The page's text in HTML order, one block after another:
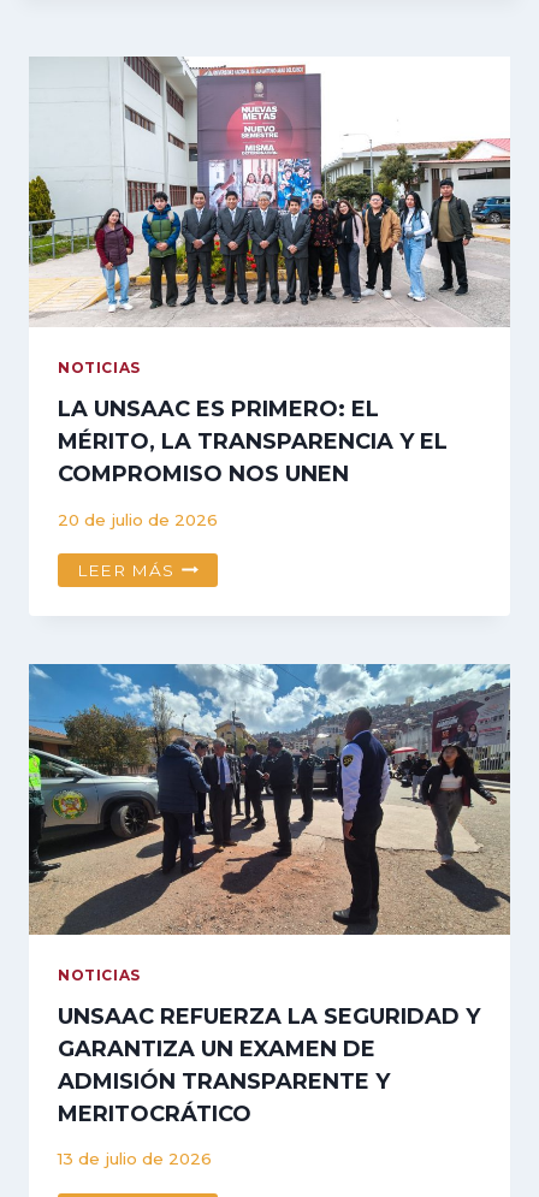
NOTICIAS
LA UNSAAC ES PRIMERO: EL
MÉRITO, LA TRANSPARENCIA Y EL
COMPROMISO NOS UNEN
20 de julio de 2026
LEER MÁS LA
ES
EL
MÉRITO,
LA
TRANSPARENCIA
COMPROMISO
NOS
UNEN
NOTICIAS
UNSAAC REFUERZA LA SEGURIDAD Y
GARANTIZA UN EXAMEN DE
ADMISIÓN TRANSPARENTE Y
MERITOCRÁTICO
13 de julio de 2026